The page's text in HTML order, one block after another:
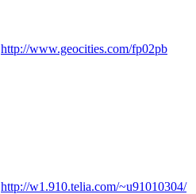
http://www.geocities.com/fp02pb
http://w1.910.telia.com/~u91010304/